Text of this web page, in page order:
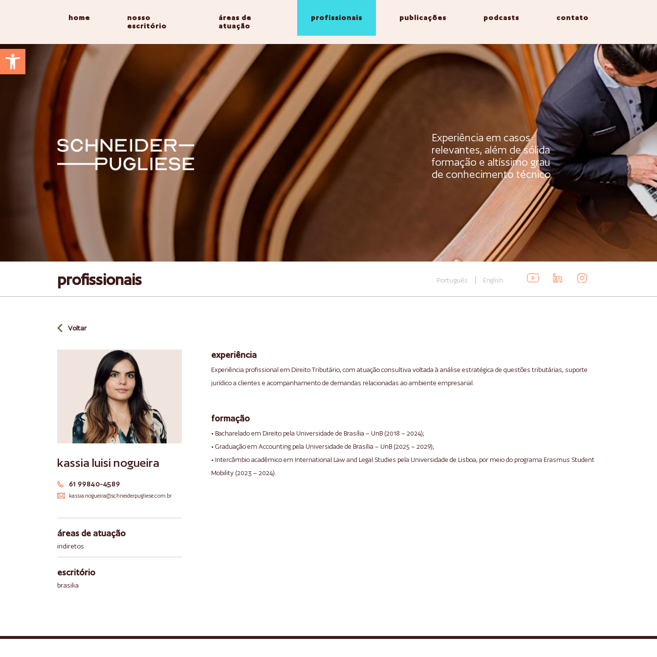
Abrir a barra de ferramentas
home
nosso
escritório
áreas de
atuação
profissionais publicações podcasts contato
Experiência em casos
relevantes, além de sólida
formação e altíssimo grau
de conhecimento técnico
profissionais Português English
Voltar
kassia luisi nogueira
61 99840-4589
kassia.nogueira@schneiderpugliese.com.br
áreas de atuação
indiretos
escritório
brasilia
experiência
Experiência profissional em Direito Tributário, com atuação consultiva voltada à análise estratégica de questões tributárias, suporte
jurídico a clientes e acompanhamento de demandas relacionadas ao ambiente empresarial.
formação
• Bacharelado em Direito pela Universidade de Brasília – UnB (2018 – 2024);
• Graduação em Accounting pela Universidade de Brasília – UnB (2025 – 2029);
• Intercâmbio acadêmico em International Law and Legal Studies pela Universidade de Lisboa, por meio do programa Erasmus Student
Mobility (2023 – 2024).